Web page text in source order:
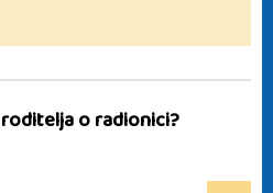
o radionici?